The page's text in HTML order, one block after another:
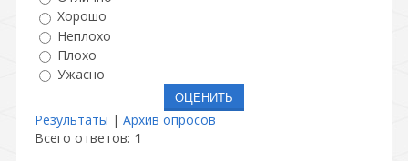
Хорошо
Неплохо
Плохо
Ужасно
Результаты | Архив опросов
Всего ответов: 1